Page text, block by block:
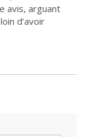
avis, arguant
d’avoir